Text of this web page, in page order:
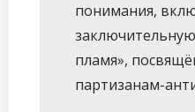
понимания,
пламя»,
партизанам-